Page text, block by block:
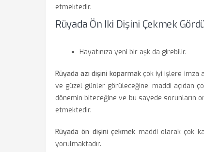
etmektedir.
Rüyada Ön Iki Dişini Çekmek
Hayatınıza yeni bir aşk da girebilir.
Rüyada azı dişini koparmakçok iyi işlere imza
ve güzel günler görüleceğine, maddi açıdan
dönemin biteceğine ve bu sayede sorunların
etmektedir.
Rüyada ön dişini çekmek maddi olarak çok
yorulmaktadır.